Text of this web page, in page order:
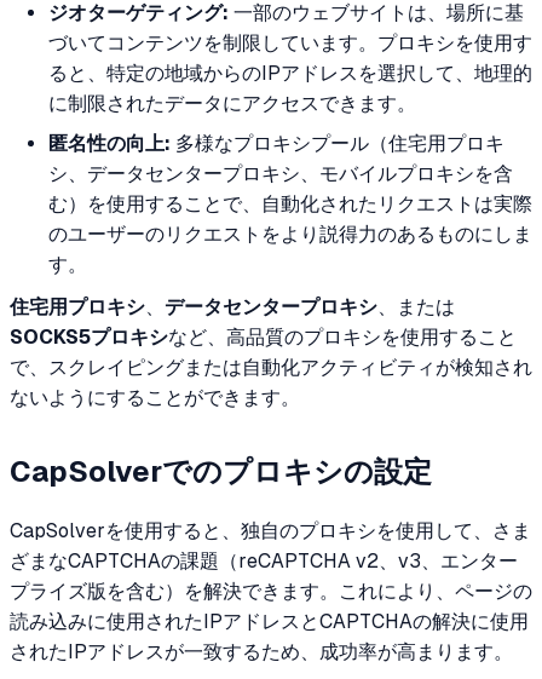
ジオターゲティング: 一部のウェブサイトは、場所に基
づいてコンテンツを制限しています。プロキシを使用す
ると、特定の地域からのIPアドレスを選択して、地理的
に制限されたデータにアクセスできます。
匿名性の向上: 多様なプロキシプール（住宅用プロキ
シ、データセンタープロキシ、モバイルプロキシを含
む）を使用することで、自動化されたリクエストは実際
のユーザーのリクエストをより説得力のあるものにしま
す。
住宅用プロキシ
データセンタープロキシ 、または
SOCKS5プロキシなど、高品質のプロキシを使用すること
で、スクレイピングまたは自動化アクティビティが検知され
ないようにすることができます。
CapSolverでのプロキシの設定
CapSolverを使用すると、独自のプロキシを使用して、さま
ざまなCAPTCHAの課題（reCAPTCHA v2、v3、エンター
プライズ版を含む）を解決できます。これにより、ページの
読み込みに使用されたIPアドレスとCAPTCHAの解決に使用
されたIPアドレスが一致するため、成功率が高まります。